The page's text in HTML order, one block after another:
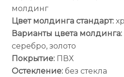
молдинг
Цвет молдинга стандарт:
Варианты цвета молдинга:
серебро, золото
Покрытие: ПВХ
Остекление: без стекла